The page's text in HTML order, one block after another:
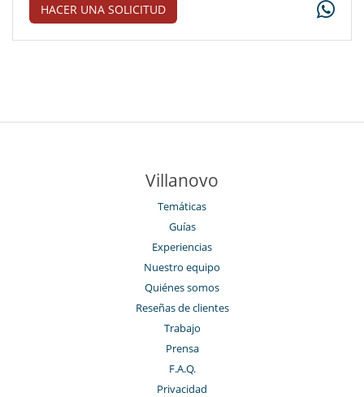
HACER UNA SOLICITUD
Villanovo
Temáticas
Guías
Experiencias
Nuestro equipo
Quiénes somos
Reseñas de clientes
Trabajo
Prensa
F.A.Q.
Privacidad